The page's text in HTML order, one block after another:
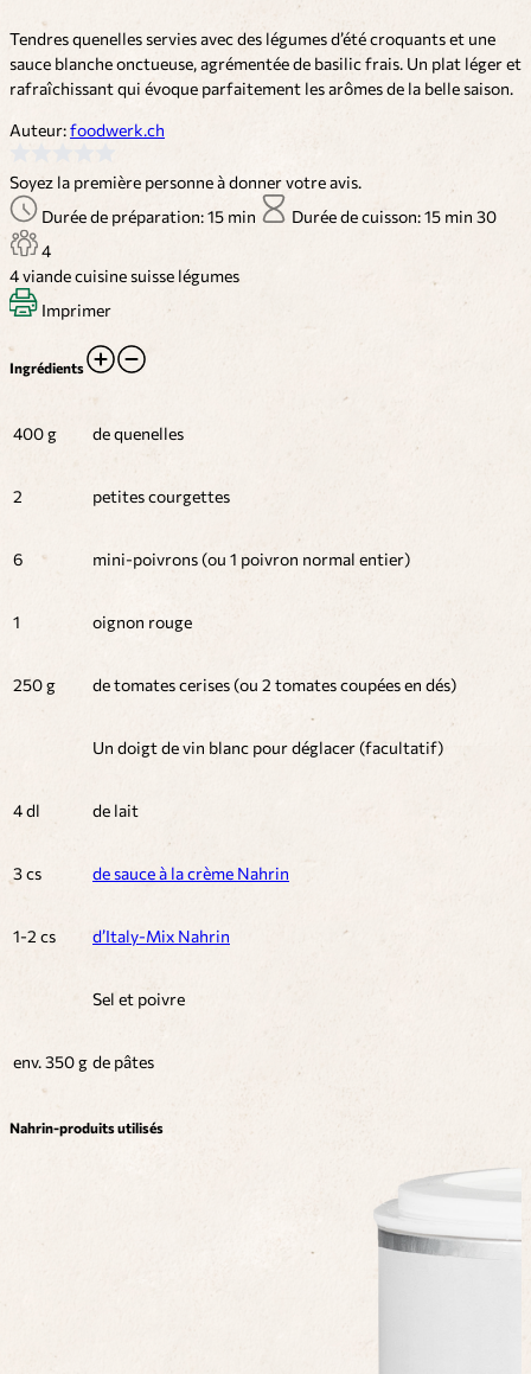
Tendres quenelles servies avec des légumes d’été croquants et une
sauce blanche onctueuse, agrémentée de basilic frais. Un plat léger et
rafraîchissant qui évoque parfaitement les arômes de la belle saison.
Auteur:foodwerk.ch
Soyez la première personne à donner votre avis.
Durée de préparation: 15 min
Durée de cuisson: 15 min 30
4
4viandecuisine suisse légumes
Imprimer
Ingrédients
400 g de quenelles
2 petites courgettes
6 mini-poivrons (ou 1 poivron normal entier)
1 oignon rouge
250 g de tomates cerises (ou 2 tomates coupées en dés)
Un doigt de vin blanc pour déglacer (facultatif)
4 dl de lait
3 cs de sauce à la crème Nahrin
1-2 cs d’Italy-Mix Nahrin
Sel et poivre
env. 350 g de pâtes
Nahrin-produits utilisés